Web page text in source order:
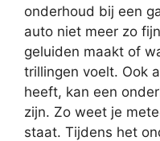
onderhoud bij een
auto niet meer zo
geluiden maakt of
trillingen voelt. Ook
heeft, kan een
zijn. Zo weet je
staat. Tijdens het